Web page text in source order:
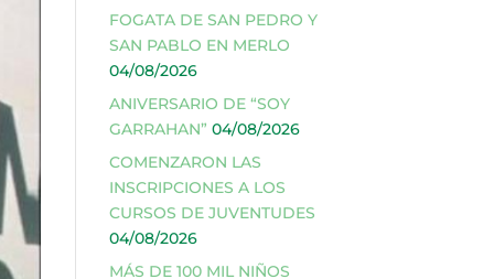
FOGATA DE SAN PEDRO Y
SAN PABLO EN MERLO
04/08/2026
ANIVERSARIO DE “SOY
GARRAHAN” 04/08/2026
COMENZARON LAS
INSCRIPCIONES A LOS
CURSOS DE JUVENTUDES
04/08/2026
MÁS DE 100 MIL NIÑOS